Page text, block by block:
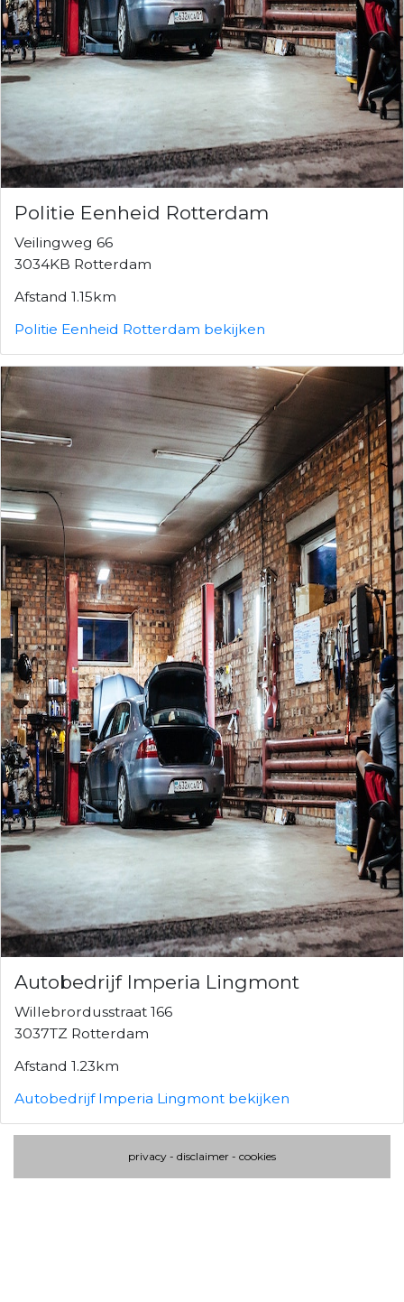
Politie Eenheid Rotterdam
Veilingweg 66
3034KB Rotterdam
Afstand 1.15km
Politie Eenheid Rotterdam bekijken
Autobedrijf Imperia Lingmont
Willebrordusstraat 166
3037TZ Rotterdam
Afstand 1.23km
Autobedrijf Imperia Lingmont bekijken
privacy - disclaimer - cookies